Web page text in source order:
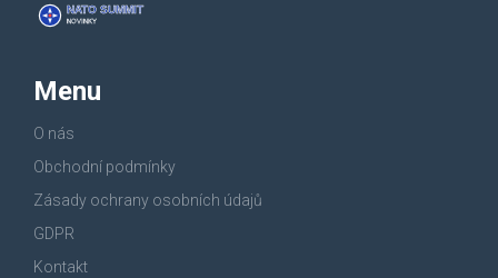
Menu
O nás
Obchodní podmínky
Zásady ochrany osobních údajů
GDPR
Kontakt